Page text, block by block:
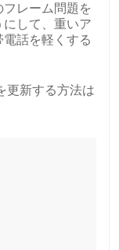
レーム問題を
して、重いア
話を軽くする
更新する方法は